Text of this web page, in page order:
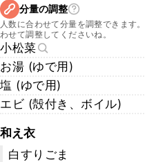
分量の調整
人数に合わせて分量を調整できます
わせて調整してくださいね。
小松菜
お湯 (ゆで用)
塩 (ゆで用)
エビ (殻付き、ボイル)
和え衣
白すりごま